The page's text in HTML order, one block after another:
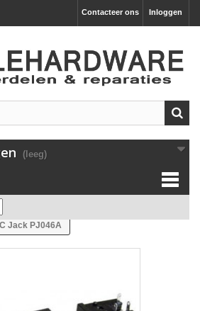
Inloggen
Contacteer ons
(leeg)
Jack PJ046A